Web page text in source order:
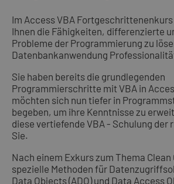
Im Access VBA
Ihnen die Fähigkeiten, differenzierte
Probleme der Programmierung zu
Datenbankanwendung
Sie haben bereits die grundlegenden
Programmierschritte mit VBA in
möchten sich nun tiefer in
begeben, um ihre Kenntnisse zu
diese vertiefende VBA - Schulung der
Sie.
Nach einem Exkurs zum Thema Clean
spezielle Methoden für
Data Objects (ADO) und Data Access